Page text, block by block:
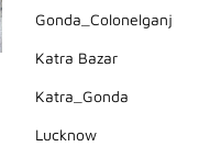
Gonda_Colonelganj
Katra Bazar
Katra_Gonda
Lucknow